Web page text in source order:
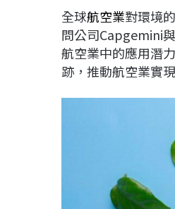
b
o
o
k
a
d
s
全球航空業對環境
問公司Capgemini
航空業中的應用潛
跡，推動航空業實